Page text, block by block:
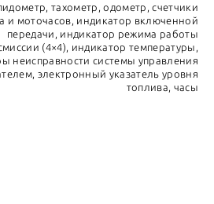
тахометр, одометр, счетчики
и моточасов, индикатор включенной
передачи, индикатор режима работы
(4×4), индикатор температуры,
неисправности системы управления
электронный указатель уровня
топлива, часы